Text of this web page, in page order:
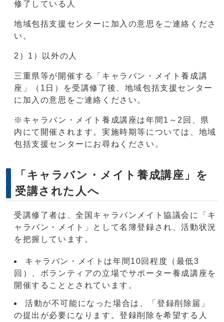
修了している人
地域包括支援センターに加入の意思をご連絡くださ
い。
2）1）以外の人
三重県等が開催する「キャラバン・メイト養成講
座」（1日）を受講修了後、地域包括支援センター
に加入の意思をご連絡ください。
※キャラバン・メイト養成講座は年間1～2回、県
内にて開催されます。実施時期等については、地域
包括支援センターにお尋ねください。
「キャラバン・メイト養成講座」を
受講された人へ
受講修了者は、全国キャラバンメイト協議会に「キ
ャラバン・メイト」として名簿登録され、活動状況
を把握しています。
キャラバン・メイトは年間10回程度（最低3
回）、ボランティアの立場でサポーター養成講座を
開催することとされています。
活動が不可能になった場合は、「登録削除届」
の提出が必要になります。登録削除を希望する人